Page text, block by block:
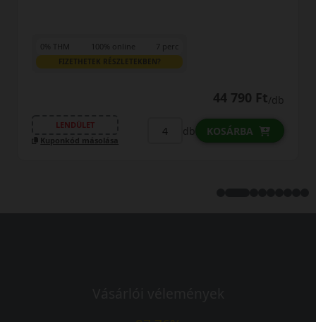
0% THM 100% online 7 perc
FIZETHETEK RÉSZLETEKBEN?
47 890 Ft /db
LENDÜLET
Kuponkód másolása
db KOSÁRBA